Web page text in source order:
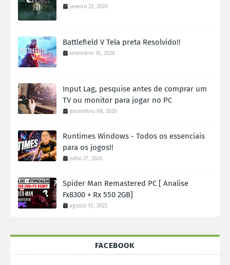
janeiro 23, 2020
Battlefield V Tela preta Resolvido!!
setembro 16, 2020
Input Lag, pesquise antes de comprar um
TV ou monitor para jogar no PC
dezembro 08, 2020
Runtimes Windows - Todos os essenciais
para os jogos!!
julho 27, 2026
Spider Man Remastered PC [ Analise
Fx8300 + Rx 550 2GB]
agosto 15, 2022
FACEBOOK